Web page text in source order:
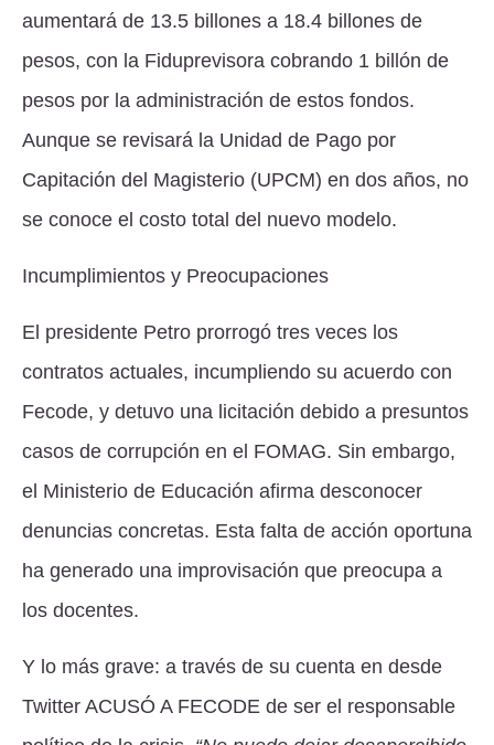
aumentará de 13.5 billones a 18.4 billones de
pesos, con la Fiduprevisora cobrando 1 billón de
pesos por la administración de estos fondos.
Aunque se revisará la Unidad de Pago por
Capitación del Magisterio (UPCM) en dos años, no
se conoce el costo total del nuevo modelo.
Incumplimientos y Preocupaciones
El presidente Petro prorrogó tres veces los
contratos actuales, incumpliendo su acuerdo con
Fecode, y detuvo una licitación debido a presuntos
casos de corrupción en el FOMAG. Sin embargo,
el Ministerio de Educación afirma desconocer
denuncias concretas. Esta falta de acción oportuna
ha generado una improvisación que preocupa a
los docentes.
Y lo más grave: a través de su cuenta en desde
Twitter ACUSÓ A FECODE de ser el responsable